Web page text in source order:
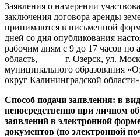
Заявления о намерении
заключения договора аренды
принимаются в письменной
дней со дня опубликования
рабочим дням с 9 до 17 часов по
область, г. Озерск, ул.
муниципального образования
округ Калининградской
Способ подачи заявления: в
непосредственно при личном
заявлений в электронной
документов (по электронной